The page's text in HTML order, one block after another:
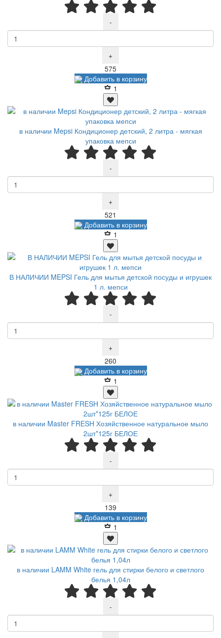
-
+
575Р
Добавить в корзину
1
в наличии Mepsi Кондиционер детский, 2 литра - мягкая
упаковка мепси
-
+
521
Добавить в корзину
1
В НАЛИЧИИ MEPSI Гель для мытья детской посуды и игрушек
1 л. мепси
-
+
260
Добавить в корзину
1
в наличии Master FRESH Хозяйственное натуральное мыло
2шт*125г БЕЛОЕ
-
+
139
Добавить в корзину
1
в наличии LAMM White гель для стирки белого и светлого
белья 1,04л
-